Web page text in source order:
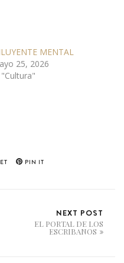
MENTAL
25, 2026
"Cultura"
PIN IT
NEXT POST
EL PORTAL DE LOS
ESCRIBANOS